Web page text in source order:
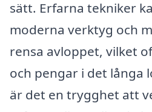
sätt. Erfarna tekniker
moderna verktyg och
rensa avloppet, vilket
och pengar i det långa
är det en trygghet att